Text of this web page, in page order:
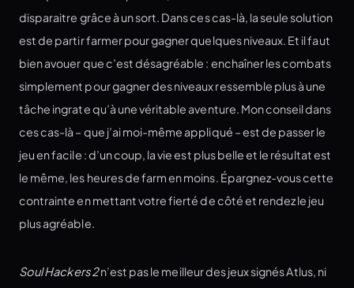
disparaitre grâce à un sort. Dans ces cas-là, la seule solution
est de partir farmer pour gagner quelques niveaux. Et il faut
bien avouer que c’est désagréable : enchaîner les combats
simplement pour gagner des niveaux ressemble plus à une
tâche ingrate qu’à une véritable aventure. Mon conseil dans
ces cas-là – que j’ai moi-même appliqué – est de passer le
jeu en facile : d’un coup, la vie est plus belle et le résultat est
le même, les heures de farm en moins. Épargnez-vous cette
contrainte en mettant votre fierté de côté et rendez le jeu
plus agréable.
Soul Hackers 2n’est pas le meilleur des jeux signés Atlus, ni